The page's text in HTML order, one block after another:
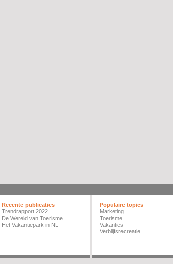
Recente publicaties
Trendrapport 2022
De Wereld van Toerisme
Het Vakantiepark in NL
Populaire topics
Marketing
Toerisme
Vakanties
Verblijfsrecreatie